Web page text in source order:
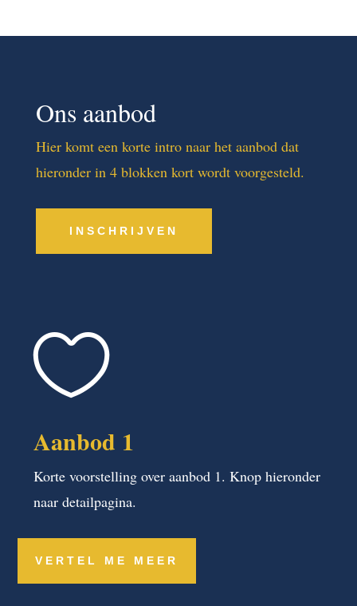
Ons aanbod
Hier komt een korte intro naar het aanbod dat
hieronder in 4 blokken kort wordt voorgesteld.
INSCHRIJVEN

Aanbod 1
Korte voorstelling over aanbod 1. Knop hieronder
naar detailpagina.
VERTEL ME MEER